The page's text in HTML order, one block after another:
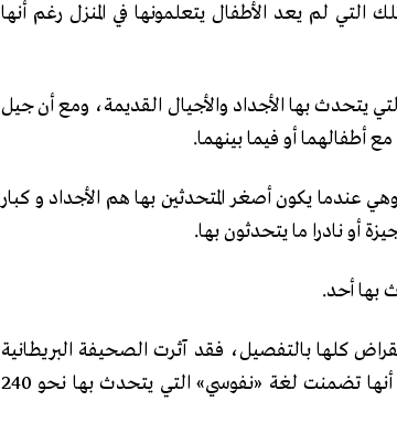
التي لم يعد الأطفال يتعلمونها في المنزل رغم أنها
يتحدث بها الأجداد والأجيال القديمة، ومع أن جيل
أطفالهما أو فيما بينهما.
عندما يكون أصغر المتحدثين بها هم الأجداد و كبار
أو نادرا ما يتحدثون بها.
كلها بالتفصيل، فقد آثرت الصحيفة البريطانية
ذكر 25 منها فقط، واللافت في القائمة أنها تضمنت لغة «نفوسي» التي يتحدث بها نحو 240